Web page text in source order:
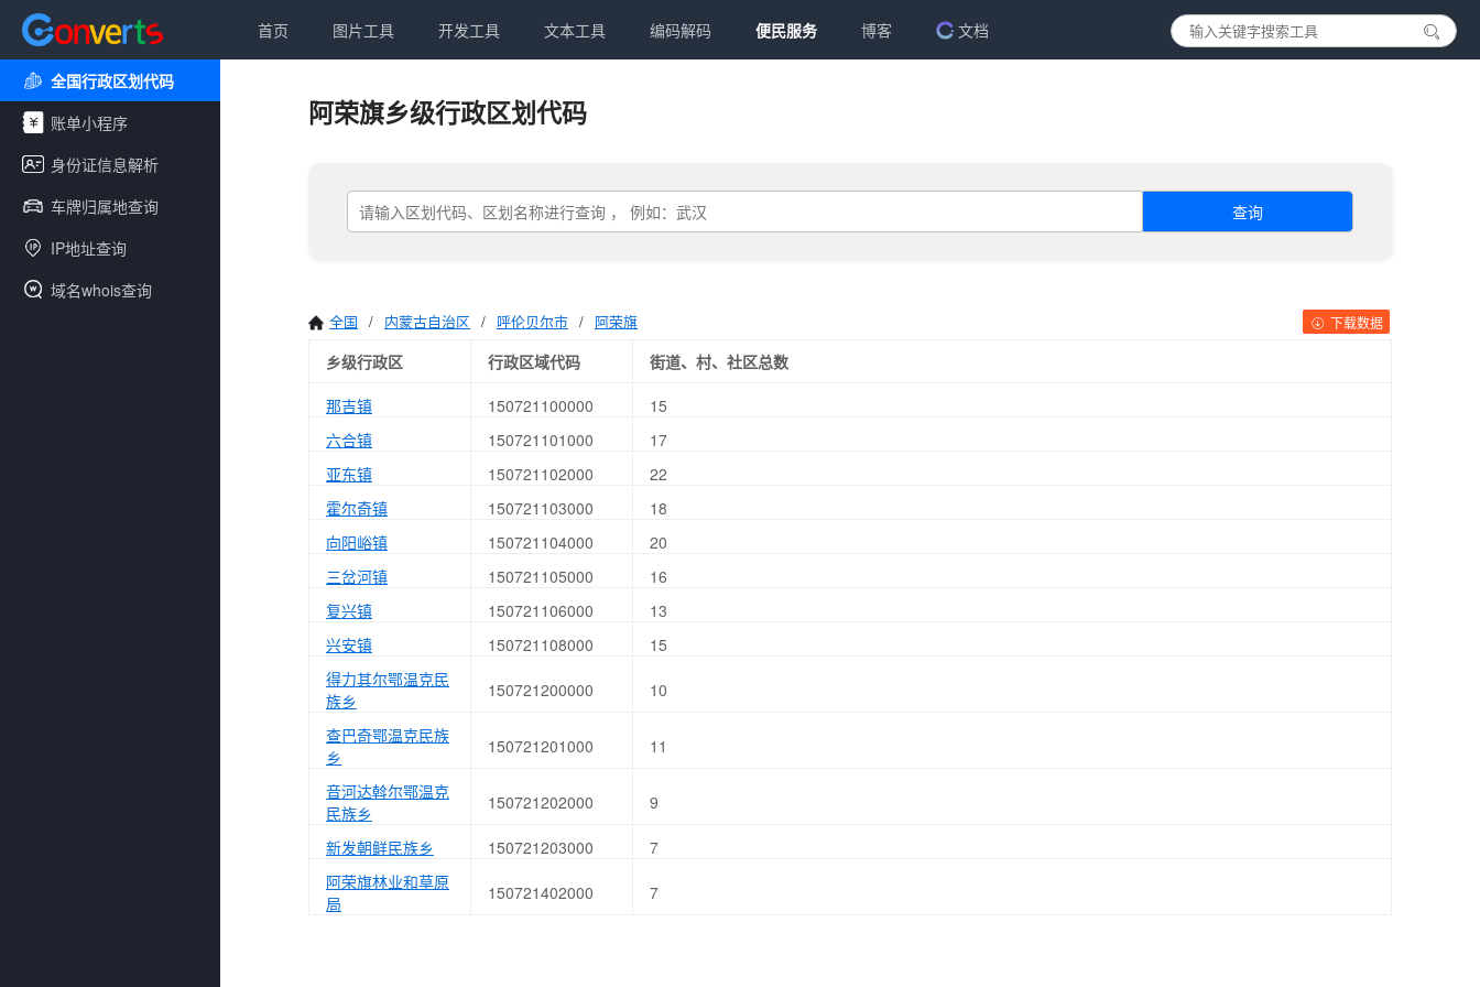
首页 图片工具 开发工具 文本工具 编码解码 便民服务 博客 文档
全国行政区划代码
账单小程序
身份证信息解析
车牌归属地查询
IP地址查询
域名whois查询
阿荣旗乡级行政区划代码
查询
全国 / 内蒙古自治区 / 呼伦贝尔市 / 阿荣旗 下载数据
乡级行政区 行政区域代码
街道、村、社区总数
那吉镇
150721100000
15
六合镇
150721101000
17
亚东镇
150721102000
22
霍尔奇镇
150721103000
18
向阳峪镇
150721104000
20
三岔河镇
150721105000
16
复兴镇
150721106000
13
兴安镇
150721108000
15
得力其尔鄂温克民
族乡
150721200000 10
查巴奇鄂温克民族
乡
150721201000 11
音河达斡尔鄂温克
民族乡
150721202000 9
新发朝鲜民族乡 150721203000
7
阿荣旗林业和草原
局
150721402000 7